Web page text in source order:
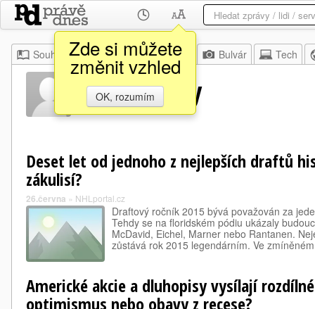
Zde si můžete
změnit vzhled
OK, rozumím
Souhrn Moje Z domova Bulvár Tech
Tim Murray
Deset let od jednoho z nejlepších draftů
zákulisí?
26.června » NHLportal.cz
Draftový ročník 2015 bývá považován za
Tehdy se na floridském pódiu ukázaly
McDavid, Eichel, Marner nebo Rantanen.
zůstává rok 2015 legendárním. Ve
Americké akcie a dluhopisy vysílají
optimismus nebo obavy z recese?